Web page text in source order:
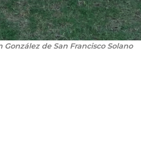
de San Francisco Solano